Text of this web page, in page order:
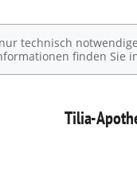
technisch
finden Sie
Tilia-